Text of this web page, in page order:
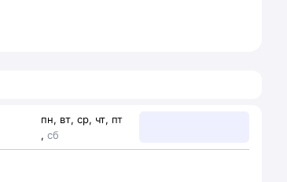
пн, вт, ср, чт, пт
, сб